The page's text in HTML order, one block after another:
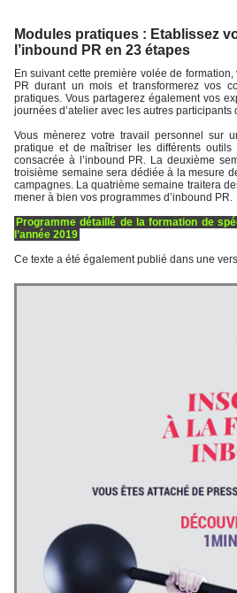
Modules pratiques : Etablissez
l’inbound PR en 23 étapes
En suivant cette première volée de
PR durant un mois et transformerez vos
pratiques. Vous partagerez également vos
journées d’atelier avec les autres participants
Vous mènerez votre travail personnel sur
pratique et de maîtriser les différents
consacrée à l’inbound PR. La deuxième
troisième semaine sera dédiée à la mesure
campagnes. La quatrième semaine traitera
mener à bien vos programmes d’inbound PR.
Programme détaillé de la formation de
l’année 2019
Ce texte a été également publié dans une